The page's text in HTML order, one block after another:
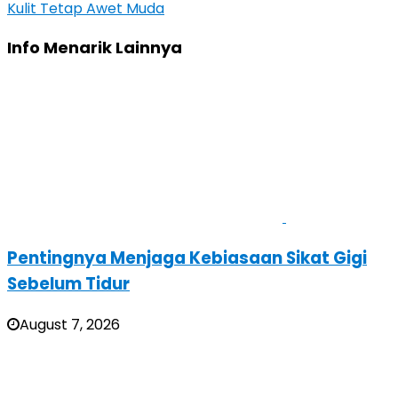
Kulit Tetap Awet Muda
Info Menarik Lainnya
Pentingnya Menjaga Kebiasaan Sikat Gigi
Sebelum Tidur
August 7, 2026